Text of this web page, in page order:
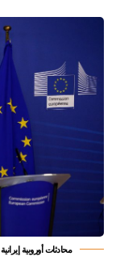
محادثات أوروبية